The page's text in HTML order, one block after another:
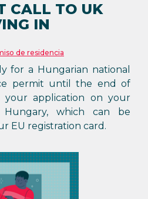
CALL TO UK
IN
de residencia
for a Hungarian national
permit until the end of
your application on your
which can be
EU registration card.